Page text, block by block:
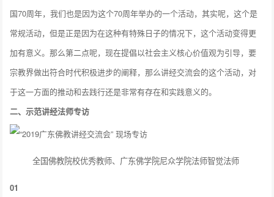
国70周年，我们也是因为这个70周年举办的一个活动，其实呢，这个是
常规活动，但是正是因为在这种有特殊日子的情况下，这个活动变得更
加有意义。那么第二点呢，现在提倡以社会主义核心价值观为引导，要
宗教界做出符合时代积极进步的阐释，那么讲经交流会的这个活动，对
于这一方面的推动和去践行还是非常有存在和实践意义的。
二、示范讲经法师专访
全国佛教院校优秀教师、广东佛学院尼众学院法师智觉法师
01